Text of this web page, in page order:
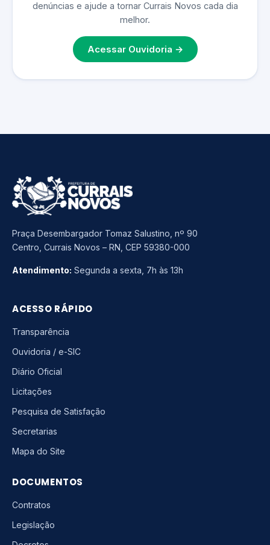
denúncias e ajude a tornar Currais Novos cada dia
melhor.
Acessar Ouvidoria →
Praça Desembargador Tomaz Salustino, nº 90
Centro, Currais Novos – RN, CEP 59380-000
Atendimento: Segunda a sexta, 7h às 13h
ACESSO RÁPIDO
Transparência
Ouvidoria / e-SIC
Diário Oficial
Licitações
Pesquisa de Satisfação
Secretarias
Mapa do Site
DOCUMENTOS
Contratos
Legislação